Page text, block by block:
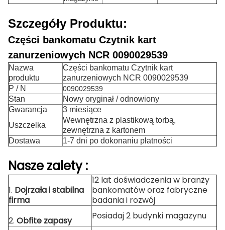
Szczegóły Produktu:
Części bankomatu Czytnik kart
zanurzeniowych NCR 0090029539
Nazwa
produktu
Części bankomatu Czytnik kart
zanurzeniowych NCR 0090029539
P / N
0090029539
Stan
Nowy oryginał / odnowiony
Gwarancja
3 miesiące
Uszczelka
Wewnętrzna z plastikową torbą,
zewnętrzna z kartonem
Dostawa
1-7 dni po dokonaniu płatności
Nasze zalety :
1. Dojrzała i stabilna
firma
12 lat doświadczenia w branży
bankomatów oraz fabryczne
badania i rozwój
2. Obfite zapasy Posiadaj 2 budynki magazynu